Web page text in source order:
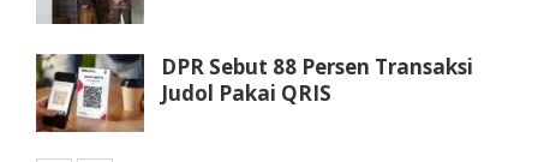
DPR Sebut 88 Persen Transaksi
Judol Pakai QRIS